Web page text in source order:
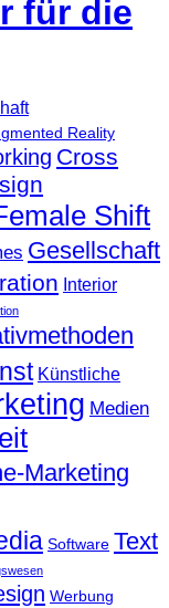
Reality
Cross
Shift
Gesellschaft
Interior
Künstliche
Medien
Marketing
Software Text
Werbung